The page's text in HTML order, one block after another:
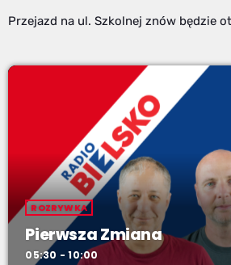
Przejazd na ul. Szkolnej znów będzie
ROZRYWKA
Pierwsza Zmiana
05:30 - 10:00